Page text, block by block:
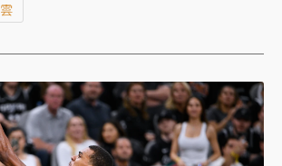
，恐進一步引發規避NBA團隊薪資上